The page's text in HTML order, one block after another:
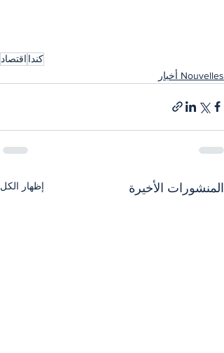
كندا اقتصاد
Nouvelles أخبار
المنشورات الأخيرة إظهار الكل